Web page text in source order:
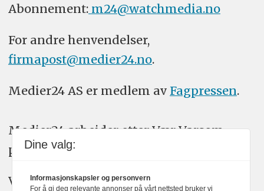
Abonnement:m24@watchmedia.no
For andre henvendelser,
firmapost@medier24.no.
Medier24 AS er medlem av Fagpressen.
Medier24 arbeider etter Vær Varsom-
plakatens regler for god presseskikk.
Vi bruker KI-verktøy som ChatGPT,
Dine valg:
Informasjonskapsler og personvern
For å gi deg relevante annonser på vårt nettsted bruker vi